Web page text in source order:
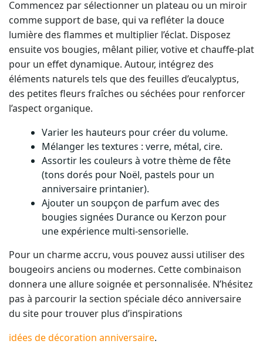
Commencez par sélectionner un plateau ou un miroir
comme support de base, qui va refléter la douce
lumière des flammes et multiplier l’éclat. Disposez
ensuite vos bougies, mêlant pilier, votive et chauffe-plat
pour un effet dynamique. Autour, intégrez des
éléments naturels tels que des feuilles d’eucalyptus,
des petites fleurs fraîches ou séchées pour renforcer
l’aspect organique.
Varier les hauteurs pour créer du volume.
Mélanger les textures : verre, métal, cire.
Assortir les couleurs à votre thème de fête
(tons dorés pour Noël, pastels pour un
anniversaire printanier).
Ajouter un soupçon de parfum avec des
bougies signées Durance ou Kerzon pour
une expérience multi-sensorielle.
Pour un charme accru, vous pouvez aussi utiliser des
bougeoirs anciens ou modernes. Cette combinaison
donnera une allure soignée et personnalisée. N’hésitez
pas à parcourir la section spéciale déco anniversaire
du site pour trouver plus d’inspirations
idées de décoration anniversaire.